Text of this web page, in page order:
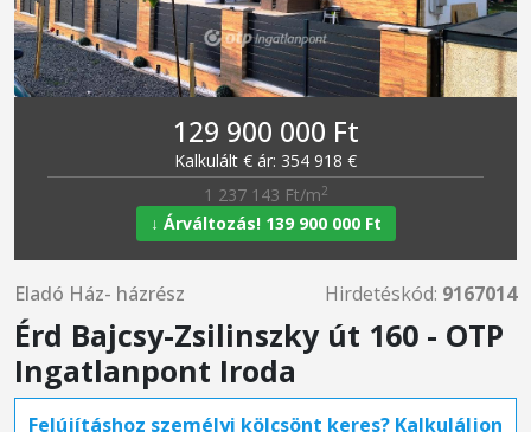
129 900 000 Ft
Kalkulált € ár: 354 918 €
1 237 143 Ft/m2
↓ Árváltozás! 139 900 000 Ft
Eladó Ház- házrész Hirdetéskód: 9167014
Érd Bajcsy-Zsilinszky út 160 - OTP
Ingatlanpont Iroda
Felújításhoz személyi kölcsönt keres? Kalkuláljon